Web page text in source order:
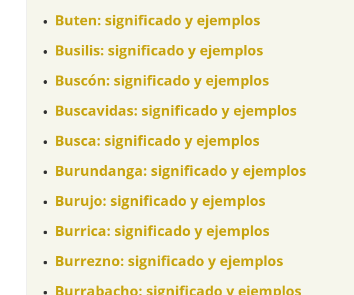
Buten: significado y ejemplos
Busilis: significado y ejemplos
Buscón: significado y ejemplos
Buscavidas: significado y ejemplos
Busca: significado y ejemplos
Burundanga: significado y ejemplos
Burujo: significado y ejemplos
Burrica: significado y ejemplos
Burrezno: significado y ejemplos
Burrabacho: significado y ejemplos